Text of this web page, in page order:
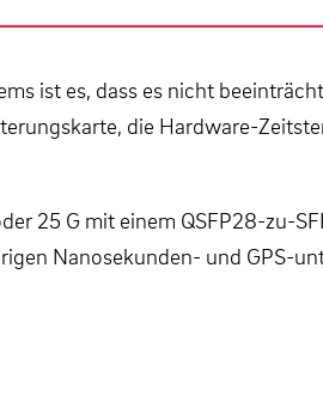
ist es, dass es nicht
die Hardware-
25 G mit einem QSFP28-zu-
Nanosekunden- und GPS-